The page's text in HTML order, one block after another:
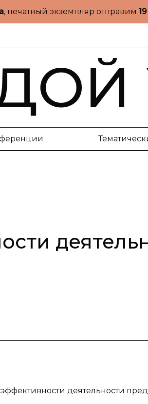
, печатный экземпляр отправим
деятельности